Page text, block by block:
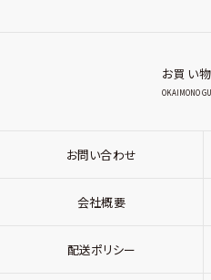
お買い
OKAIMONO
お問い合わせ
会社概要
配送ポリシー